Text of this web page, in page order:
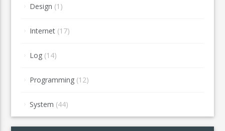
Design (1)
Internet (17)
Log (14)
Programming (12)
System (44)